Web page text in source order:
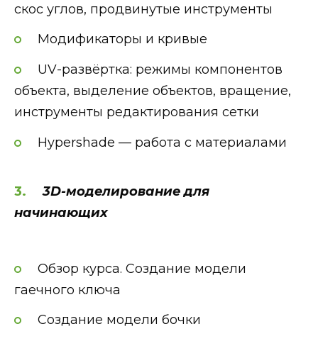
скос углов, продвинутые инструменты
Модификаторы и кривые
UV-развёртка: режимы компонентов
объекта, выделение объектов, вращение,
инструменты редактирования сетки
Hypershade — работа с материалами
3D-моделирование для
начинающих
Обзор курса. Создание модели
гаечного ключа
Создание модели бочки